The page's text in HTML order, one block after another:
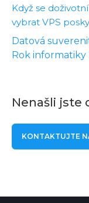
Když se
vybrat VPS
Datová
Rok informatiky
Nenašli jste
KONTAKTUJTE